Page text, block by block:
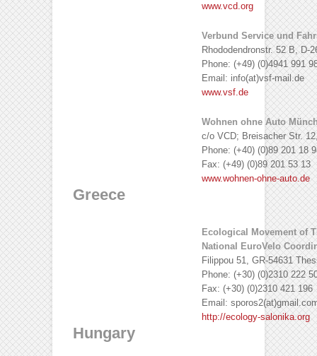
www.vcd.org
Verbund Service und
Rhododendronstr. 52 B, D-
Phone: (+49) (0)4941 991
Email: info(at)vsf-mail.de
www.vsf.de
Wohnen ohne Auto
c/o VCD; Breisacher Str.
Phone: (+40) (0)89 201 18
Fax: (+49) (0)89 201 53 13
www.wohnen-ohne-auto.de
Greece
Ecological Movement of
National EuroVelo
Filippou 51, GR-54631
Phone: (+30) (0)2310 222
Fax: (+30) (0)2310 421 196
Email:
http://ecology-salonika.org
Hungary